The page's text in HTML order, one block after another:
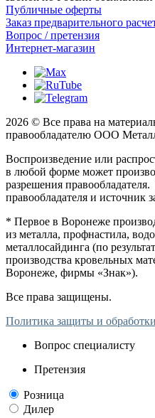
Публичные оферты
Заказ предварительного
Вопрос / претензия
Интернет-магазин
2026 © Все права на
правообладателю ООО
Воспроизведение или
в любой форме может
разрешения
правообладателя и источник
* Первое в Воронеже
из металла, профнастила,
металлосайдинга (по
производства кровельных
Воронеже, фирмы «Знак»).
Все права защищены.
Политика защиты и
Вопрос специалисту
Претензия
Розница
Дилер